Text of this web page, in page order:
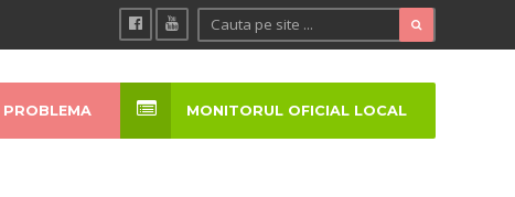
MONITORUL OFICIAL LOCAL